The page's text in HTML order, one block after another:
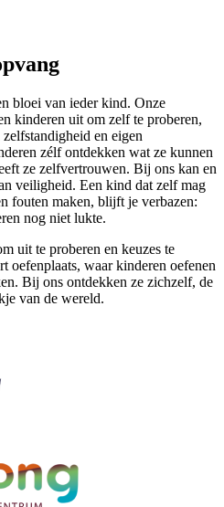
bloei van ieder kind. Onze
kinderen uit om zelf te proberen,
en eigen
zélf ontdekken wat ze kunnen
ze zelfvertrouwen. Bij ons kan en
veiligheid. Een kind dat zelf mag
fouten maken, blijft je verbazen:
nog niet lukte.
uit te proberen en keuzes te
oefenplaats, waar kinderen oefenen
Bij ons ontdekken ze zichzelf, de
van de wereld.